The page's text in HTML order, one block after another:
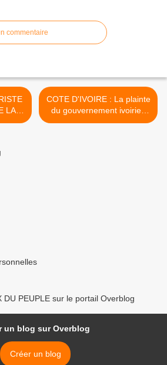
commentaire
LA
COTE D'IVOIRE : La plainte
du gouvernement ivoirien
contre le cyber activiste
DU PEUPLE sur le portail Overblog
un blog sur Overblog
Créer un blog